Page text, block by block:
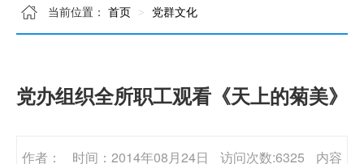
当前位置： 首页 党群文化
党办组织全所职工观看《天上的菊美》
作者： 时间：2014年08月24日 访问次数:6325 内容